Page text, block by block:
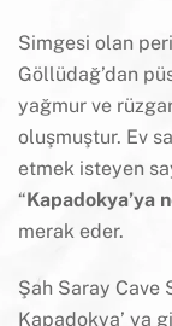
Simgesi olan
Göllüdağ’dan
yağmur ve
oluşmuştur. Ev
etmek isteyen
“Kapadokya’ya
merak eder.
Şah Saray Cave
Kapadokya’ ya